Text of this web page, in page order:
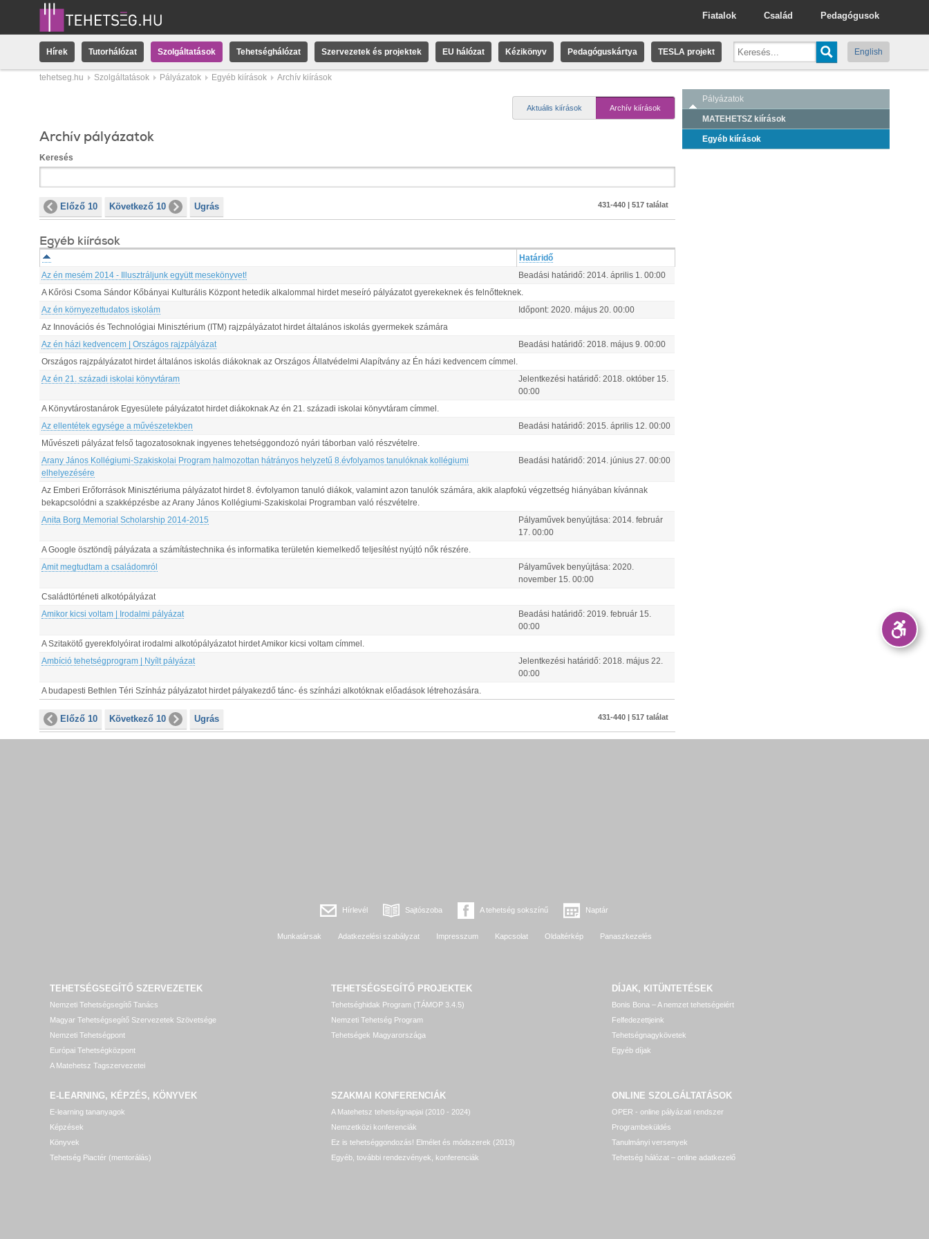
Pedagógusok
Család
Fiatalok
Hírek Tutorhálózat Szolgáltatások Tehetséghálózat Szervezetek és projektek EU hálózat Kézikönyv Pedagóguskártya TESLA projekt English
tehetseg.hu Szolgáltatások Pályázatok Egyéb kiírások Archív kiírások
Aktuális kiírások Archív kiírások
Archív pályázatok
Keresés
Előző 10 Következő 10 Ugrás 431-440 | 517 találat
Egyéb kiírások
Határidő
Az én mesém 2014 - Illusztráljunk együtt mesekönyvet! Beadási határidő: 2014. április 1 00:00
A Kőrösi Csoma Sándor Kőbányai Kulturális Központ hetedik alkalommal hirdet meseíró pályázatot gyerekeknek és felnőtteknek.
Az én környezettudatos iskolám Időpont: 2020. május 20 00:00
Az Innovációs és Technológiai Minisztérium (ITM) rajzpályázatot hirdet általános iskolás gyermekek számára
Az én házi kedvencem | Országos rajzpályázat Beadási határidő: 2018. május 9 00:00
Országos rajzpályázatot hirdet általános iskolás diákoknak az Országos Állatvédelmi Alapítvány az Én házi kedvencem címmel.
Az én 21. századi iskolai könyvtáram Jelentkezési határidő: 2018. október 15
00:00
A Könyvtárostanárok Egyesülete pályázatot hirdet diákoknak Az én 21. századi iskolai könyvtáram címmel.
Az ellentétek egysége a művészetekben Beadási határidő: 2015. április 12 00:00
Művészeti pályázat felső tagozatosoknak ingyenes tehetséggondozó nyári táborban való részvételre.
Arany János Kollégiumi-Szakiskolai Program halmozottan hátrányos helyzetű 8.évfolyamos tanulóknak kollégiumi
elhelyezésére
Beadási határidő: 2014. június 27 00:00
Az Emberi Erőforrások Minisztériuma pályázatot hirdet 8. évfolyamon tanuló diákok, valamint azon tanulók számára, akik alapfokú végzettség hiányában kívánnak
bekapcsolódni a szakképzésbe az Arany János Kollégiumi-Szakiskolai Programban való részvételre.
Anita Borg Memorial Scholarship 2014-2015 Pályaművek benyújtása: 2014. február
17 00:00
A Google ösztöndíj pályázata a számítástechnika és informatika területén kiemelkedő teljesítést nyújtó nők részére.
Amit megtudtam a családomról Pályaművek benyújtása: 2020.
november 15 00:00
Családtörténeti alkotópályázat
Amikor kicsi voltam | Irodalmi pályázat Beadási határidő: 2019. február 15
00:00
A Szitakötő gyerekfolyóirat irodalmi alkotópályázatot hirdet Amikor kicsi voltam címmel.
Ambíció tehetségprogram | Nyílt pályázat Jelentkezési határidő: 2018. május 22
00:00
A budapesti Bethlen Téri Színház pályázatot hirdet pályakezdő tánc- és színházi alkotóknak előadások létrehozására.
Előző 10 Következő 10 Ugrás 431-440 | 517 találat
Pályázatok
MATEHETSZ kiírások
Egyéb kiírások
Hírlevél Sajtószoba A tehetség sokszínű Naptár
Munkatársak Adatkezelési szabályzat Impresszum Kapcsolat Oldaltérkép Panaszkezelés
TEHETSÉGSEGÍTŐ SZERVEZETEK
Nemzeti Tehetségsegítő Tanács
Magyar Tehetségsegítő Szervezetek Szövetsége
Nemzeti Tehetségpont
Európai Tehetségközpont
A Matehetsz Tagszervezetei
TEHETSÉGSEGÍTŐ PROJEKTEK
Tehetséghidak Program (TÁMOP 3.4.5)
Nemzeti Tehetség Program
Tehetségek Magyarországa
DÍJAK, KITÜNTETÉSEK
Bonis Bona – A nemzet tehetségeiért
Felfedezettjeink
Tehetségnagykövetek
Egyéb díjak
E-LEARNING, KÉPZÉS, KÖNYVEK
E-learning tananyagok
Képzések
Könyvek
Tehetség Piactér (mentorálás)
SZAKMAI KONFERENCIÁK
A Matehetsz tehetségnapjai (2010 - 2024)
Nemzetközi konferenciák
Ez is tehetséggondozás! Elmélet és módszerek (2013)
Egyéb, további rendezvények, konferenciák
ONLINE SZOLGÁLTATÁSOK
OPER - online pályázati rendszer
Programbeküldés
Tanulmányi versenyek
Tehetség hálózat – online adatkezelő